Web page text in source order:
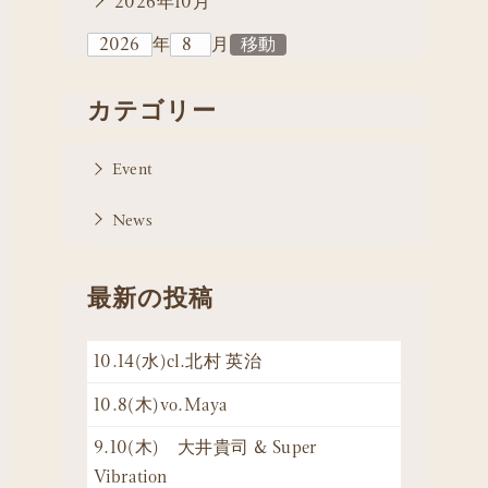
年
月
カテゴリー
Event
News
最新の投稿
10.14(水)cl.北村 英治
10.8(木)vo.Maya
9.10(木) 大井貴司 & Super
Vibration